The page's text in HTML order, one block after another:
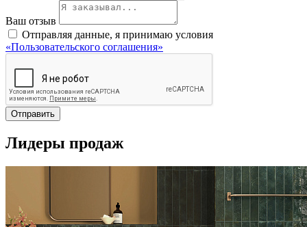
Ваш отзыв
Отправляя данные, я принимаю условия
«Пользовательского соглашения»
Отправить
Лидеры продаж